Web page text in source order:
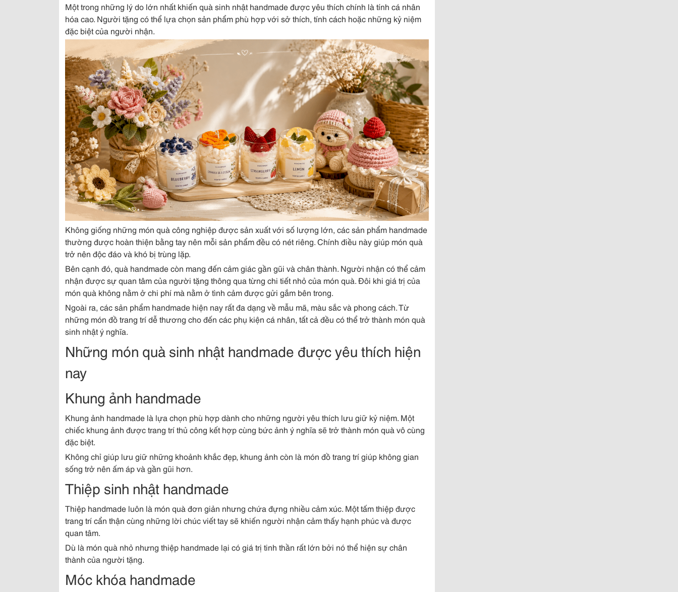
Một trong những lý do lớn nhất khiến quà sinh nhật handmade được yêu thích chính là tính cá nhân
hóa cao. Người tặng có thể lựa chọn sản phẩm phù hợp với sở thích, tính cách hoặc những kỷ niệm
đặc biệt của người nhận.
Không giống những món quà công nghiệp được sản xuất với số lượng lớn, các sản phẩm handmade
thường được hoàn thiện bằng tay nên mỗi sản phẩm đều có nét riêng. Chính điều này giúp món quà
trở nên độc đáo và khó bị trùng lặp.
Bên cạnh đó, quà handmade còn mang đến cảm giác gần gũi và chân thành. Người nhận có thể cảm
nhận được sự quan tâm của người tặng thông qua từng chi tiết nhỏ của món quà. Đôi khi giá trị của
món quà không nằm ở chi phí mà nằm ở tình cảm được gửi gắm bên trong.
Ngoài ra, các sản phẩm handmade hiện nay rất đa dạng về mẫu mã, màu sắc và phong cách. Từ
những món đồ trang trí dễ thương cho đến các phụ kiện cá nhân, tất cả đều có thể trở thành món quà
sinh nhật ý nghĩa.
Những món quà sinh nhật handmade được yêu thích hiện
nay
Khung ảnh handmade
Khung ảnh handmade là lựa chọn phù hợp dành cho những người yêu thích lưu giữ kỷ niệm. Một
chiếc khung ảnh được trang trí thủ công kết hợp cùng bức ảnh ý nghĩa sẽ trở thành món quà vô cùng
đặc biệt.
Không chỉ giúp lưu giữ những khoảnh khắc đẹp, khung ảnh còn là món đồ trang trí giúp không gian
sống trở nên ấm áp và gần gũi hơn.
Thiệp sinh nhật handmade
Thiệp handmade luôn là món quà đơn giản nhưng chứa đựng nhiều cảm xúc. Một tấm thiệp được
trang trí cẩn thận cùng những lời chúc viết tay sẽ khiến người nhận cảm thấy hạnh phúc và được
quan tâm.
Dù là món quà nhỏ nhưng thiệp handmade lại có giá trị tinh thần rất lớn bởi nó thể hiện sự chân
thành của người tặng.
Móc khóa handmade